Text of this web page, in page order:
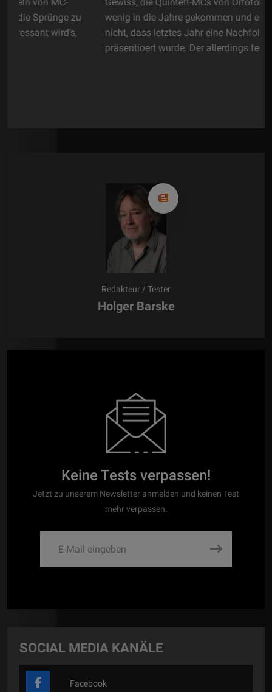
Gewiss, die Quintett-MCs von Ortofon waren ein
wenig in die Jahre gekommen und es überrascht
nicht, dass letztes Jahr eine Nachfolgelinie
präsentioert wurde. Der allerdings fehlte zum...
Redakteur / Tester
Holger Barske
Keine Tests verpassen!
Jetzt zu unserem Newsletter anmelden und keinen Test
mehr verpassen.
SOCIAL MEDIA KANÄLE
Facebook